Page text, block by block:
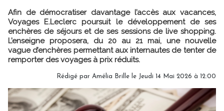
Afin de démocratiser davantage l’accès aux vacances,
Voyages E.Leclerc poursuit le développement de ses
enchères de séjours et de ses sessions de live shopping.
L’enseigne proposera, du 20 au 21 mai, une nouvelle
vague d’enchères permettant aux internautes de tenter de
remporter des voyages à prix réduits.
Rédigé par Amélia Brille le Jeudi 14 Mai 2026 à 12:00